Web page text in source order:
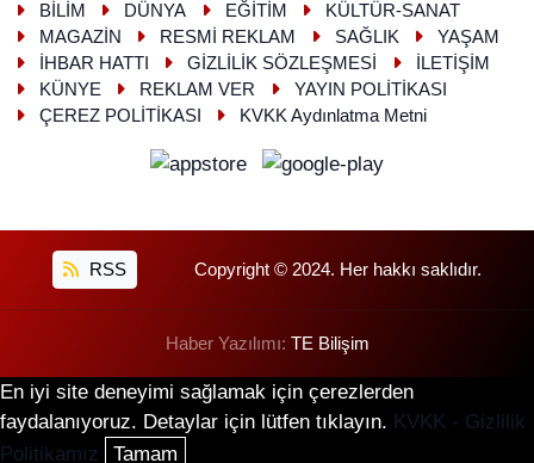
BİLİM
DÜNYA EĞİTİM
KÜLTÜR-SANAT
MAGAZİN
RESMİ REKLAM SAĞLIK
YAŞAM
İHBAR HATTI
GİZLİLİK SÖZLEŞMESİ
İLETİŞİM
KÜNYE
REKLAM VER
YAYIN POLİTİKASI
ÇEREZ POLİTİKASI
KVKK Aydınlatma Metni
RSS Copyright © 2024. Her hakkı saklıdır.
Haber Yazılımı: TE Bilişim
En iyi site deneyimi sağlamak için çerezlerden
faydalanıyoruz. Detaylar için lütfen tıklayın. KVKK - Gizlilik
Politikamız
Tamam